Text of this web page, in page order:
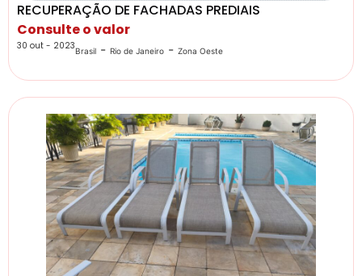
RECUPERAÇÃO DE FACHADAS PREDIAIS
Consulte o valor
30 out - 2023Brasil - Rio de Janeiro - Zona Oeste